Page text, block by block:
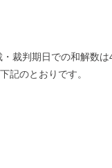
裁判期日での和解数は
記のとおりです。